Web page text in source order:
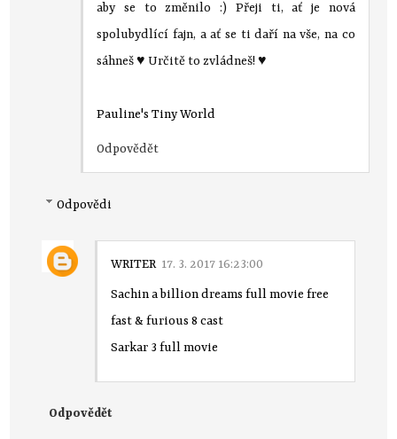
aby se to změnilo :) Přeji ti, ať je nová
spolubydlící fajn, a ať se ti daří na vše, na co
sáhneš ♥ Určitě to zvládneš! ♥
Pauline's Tiny World
Odpovědět
Odpovědi
WRITER 17. 3. 2017 16:23:00
Sachin a billion dreams full movie free
fast & furious 8 cast
Sarkar 3 full movie
Odpovědět